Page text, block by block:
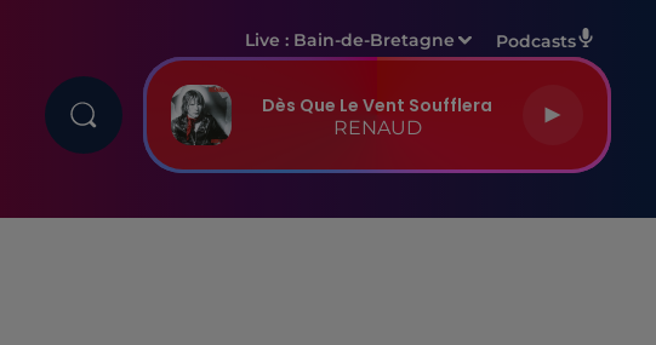
Live : Bain-de-Bretagne Podcasts
Dès Que Le Vent Soufflera
RENAUD